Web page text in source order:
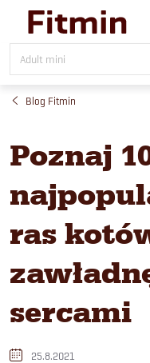
treści
Blog Fitmin
Poznaj
ras
sercami
25.8.2021